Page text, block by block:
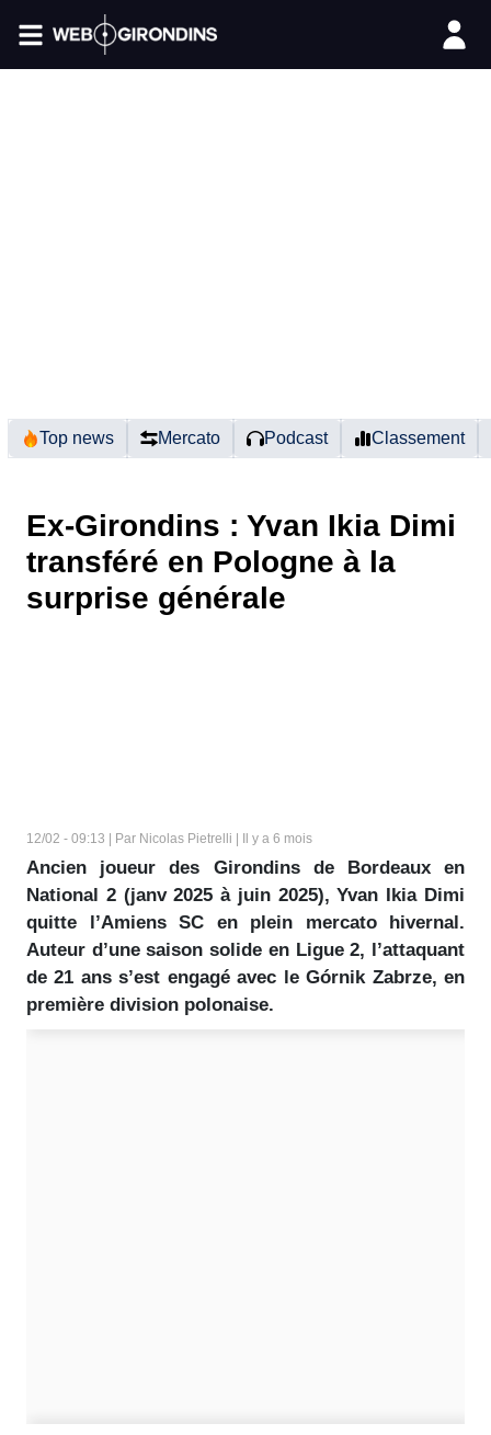
Top news Mercato Podcast Classement
Ex-Girondins : Yvan Ikia Dimi
transféré en Pologne à la
surprise générale
12/02 - 09:13 | Par Nicolas Pietrelli | Il y a 6 mois
Ancien joueur des Girondins de Bordeaux en
National 2 (janv 2025 à juin 2025), Yvan Ikia Dimi
quitte l’Amiens SC en plein mercato hivernal.
Auteur d’une saison solide en Ligue 2, l’attaquant
de 21 ans s’est engagé avec le Górnik Zabrze, en
première division polonaise.